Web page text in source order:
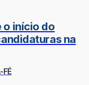
o início do
na
FÉ